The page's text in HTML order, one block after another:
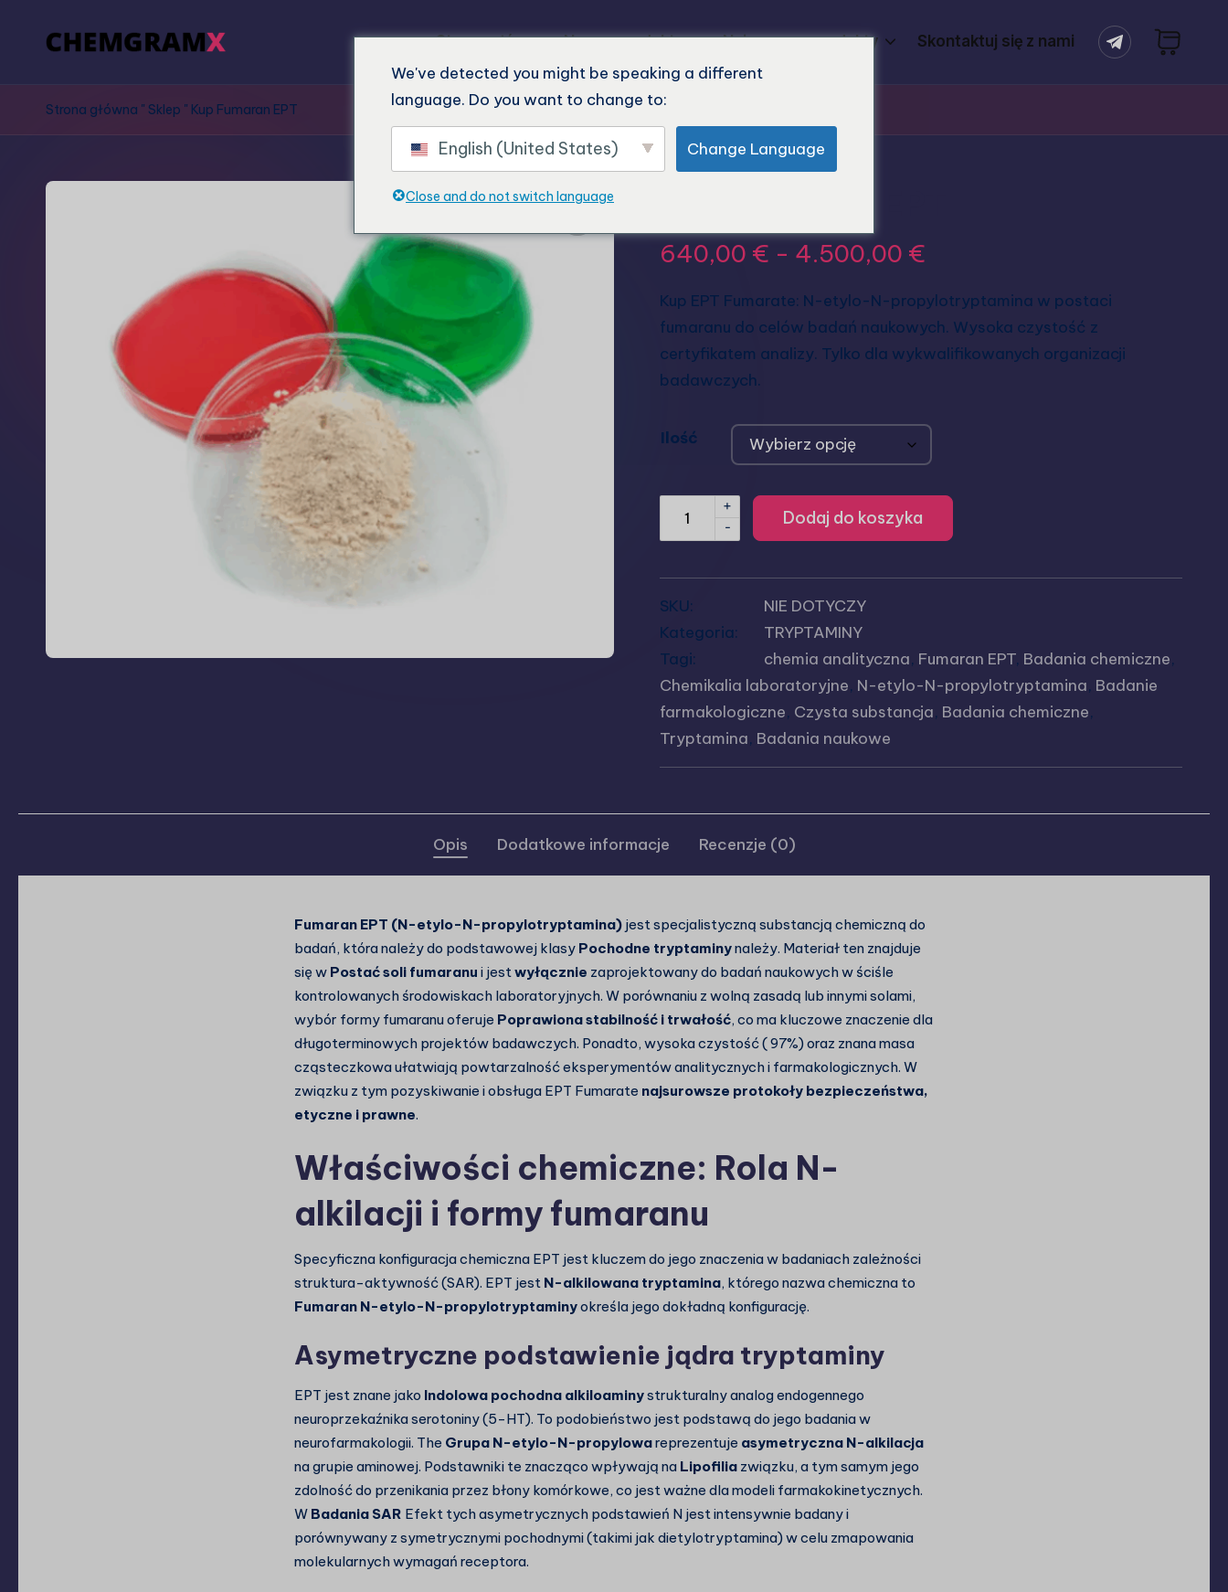
Strona główna Nasze produkty Najnowsze produkty Skontaktuj się z nami
Strona główna " Sklep " Kup Fumaran EPT
640,00 € - 4.500,00 €
Kup EPT Fumarate: N-etylo-N-propylotryptamina w postaci
fumaranu do celów badań naukowych. Wysoka czystość z
certyfikatem analizy. Tylko dla wykwalifikowanych organizacji
badawczych.
Ilość
-
+
Dodaj do koszyka
SKU:
NIE DOTYCZY
Kategoria:
TRYPTAMINY
Tagi:
chemia analityczna, Fumaran EPT, Badania chemiczne,
Chemikalia laboratoryjne, N-etylo-N-propylotryptamina, Badanie
farmakologiczne, Czysta substancja, Badania chemiczne,
Tryptamina, Badania naukowe
Opis Dodatkowe informacje Recenzje (0)
Fumaran EPT (N-etylo-N-propylotryptamina) jest specjalistyczną substancją chemiczną do
badań, która należy do podstawowej klasy Pochodne tryptaminynależy. Materiał ten znajduje
się w Postać soli fumaranu i jestwyłącznie zaprojektowany do badań naukowych w ściśle
kontrolowanych środowiskach laboratoryjnych. W porównaniu z wolną zasadą lub innymi solami,
wybór formy fumaranu oferuje Poprawiona stabilność i trwałość, co ma kluczowe znaczenie dla
długoterminowych projektów badawczych. Ponadto, wysoka czystość (97%) oraz znana masa
cząsteczkowa ułatwiają powtarzalność eksperymentów analitycznych i farmakologicznych. W
związku z tym pozyskiwanie i obsługa EPT Fumarate najsurowsze protokoły bezpieczeństwa,
etyczne i prawne.
Właściwości chemiczne: Rola N-
alkilacji i formy fumaranu
Specyficzna konfiguracja chemiczna EPT jest kluczem do jego znaczenia w badaniach zależności
struktura-aktywność (SAR). EPT jest N-alkilowana tryptamina, którego nazwa chemiczna to
Fumaran N-etylo-N-propylotryptaminyokreśla jego dokładną konfigurację.
Asymetryczne podstawienie jądra tryptaminy
EPT jest znane jako Indolowa pochodna alkiloaminystrukturalny analog endogennego
neuroprzekaźnika serotoniny (5-HT). To podobieństwo jest podstawą do jego badania w
neurofarmakologii. The Grupa N-etylo-N-propylowareprezentuje asymetryczna N-alkilacja
na grupie aminowej. Podstawniki te znacząco wpływają na Lipofilia związku, a tym samym jego
zdolność do przenikania przez błony komórkowe, co jest ważne dla modeli farmakokinetycznych.
W Badania SAR Efekt tych asymetrycznych podstawień N jest intensywnie badany i
porównywany z symetrycznymi pochodnymi (takimi jak dietylotryptamina) w celu zmapowania
molekularnych wymagań receptora.
We've detected you might be speaking a different
language. Do you want to change to:
English (United States) Change Language
Close and do not switch language